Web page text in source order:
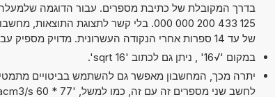
125 433 200 000 000. בלי קשר לתצוגת
של עד 14 ספרות אחרי הנקודה העשרונית. מדויק מספיק עבור מרבית השימושים.
במקום '√16' , ניתן גם לכתוב 'sqrt 16'.
יתרה מכך, המחשבון מאפשר גם להשתמש בביטויים